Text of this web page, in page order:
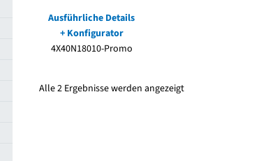
Ausführliche Details
+ Konfigurator
4X40N18010-Promo
Alle 2 Ergebnisse werden angezeigt